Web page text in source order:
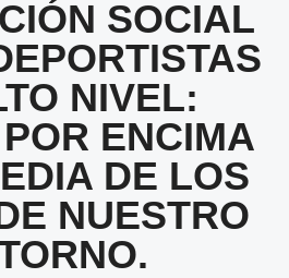
SOCIAL
NIVEL:
ENCIMA
DE LOS
NUESTRO